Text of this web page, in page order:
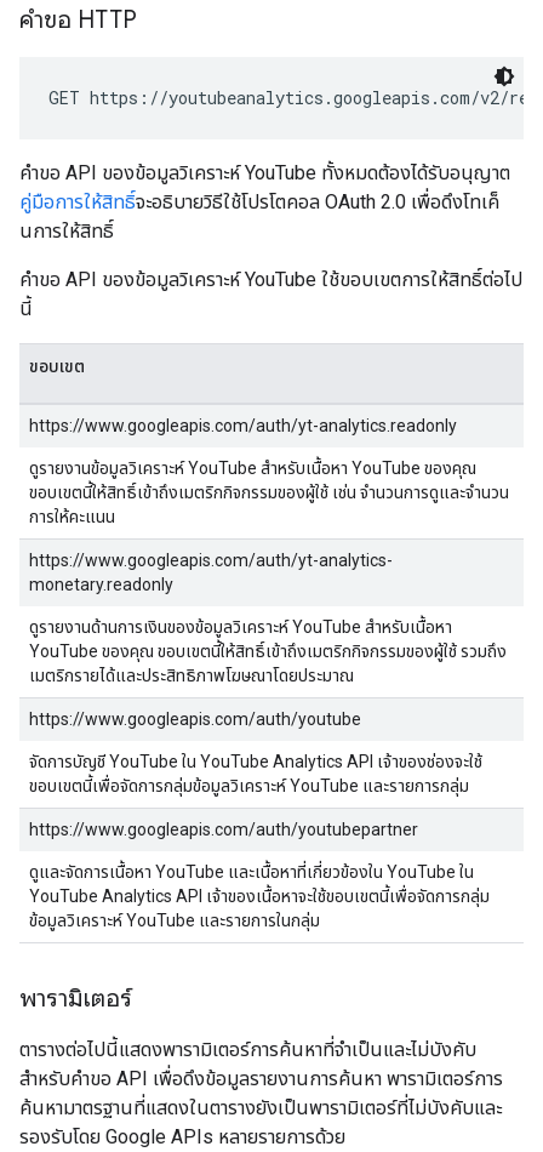
คำขอ HTTP
GET https://youtubeanalytics.googleapis.com/v2/
คำขอ API ของข้อมูลวิเคราะห์ YouTube ทั้งหมดต้องได้รับอนุญาต
คู่มือการให้สิทธิ์จะอธิบายวิธีใช้โปรโตคอล OAuth 2.0 เพื่อดึงโทเค็
นการให้สิทธิ์
คำขอ API ของข้อมูลวิเคราะห์ YouTube ใช้ขอบเขตการให้สิทธิ์ต่อไป
นี้
ขอบเขต
https://www.googleapis.com/auth/yt-analytics.readonly
ดูรายงานข้อมูลวิเคราะห์ YouTube สำหรับเนื้อหา YouTube ของคุณ
ขอบเขตนี้ให้สิทธิ์เข้าถึงเมตริกกิจกรรมของผู้ใช้ เช่น จำนวนการดูและจำนวน
การให้คะแนน
https://www.googleapis.com/auth/yt-analytics-
monetary.readonly
ดูรายงานด้านการเงินของข้อมูลวิเคราะห์ YouTube สำหรับเนื้อหา
YouTube ของคุณ ขอบเขตนี้ให้สิทธิ์เข้าถึงเมตริกกิจกรรมของผู้ใช้ รวมถึง
เมตริกรายได้และประสิทธิภาพโฆษณาโดยประมาณ
https://www.googleapis.com/auth/youtube
จัดการบัญชี YouTube ใน YouTube Analytics API เจ้าของช่องจะใช้
ขอบเขตนี้เพื่อจัดการกลุ่มข้อมูลวิเคราะห์ YouTube และรายการกลุ่ม
https://www.googleapis.com/auth/youtubepartner
ดูและจัดการเนื้อหา YouTube และเนื้อหาที่เกี่ยวข้องใน YouTube ใน
YouTube Analytics API เจ้าของเนื้อหาจะใช้ขอบเขตนี้เพื่อจัดการกลุ่ม
ข้อมูลวิเคราะห์ YouTube และรายการในกลุ่ม
พารามิเตอร์
ตารางต่อไปนี้แสดงพารามิเตอร์การค้นหาที่จำเป็นและไม่บังคับ
สำหรับคำขอ API เพื่อดึงข้อมูลรายงานการค้นหา พารามิเตอร์การ
ค้นหามาตรฐานที่แสดงในตารางยังเป็นพารามิเตอร์ที่ไม่บังคับและ
รองรับโดย Google APIs หลายรายการด้วย